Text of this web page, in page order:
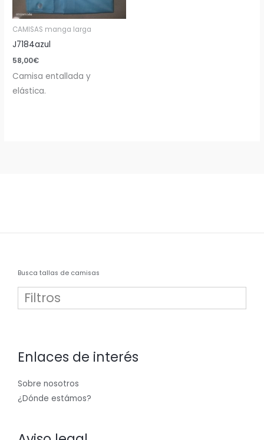
CAMISAS manga larga
J7184azul
58,00€
Camisa entallada y
elástica.
Busca tallas de camisas
Filtros
392
412
Enlaces de interés
Sobre nosotros
¿Dónde estámos?